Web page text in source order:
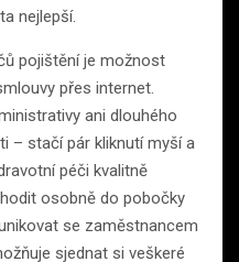
nejlepší.
pojištění je možnost
přes internet.
ani dlouhého
– stačí pár kliknutí myší a
péči kvalitně
osobně do pobočky
se zaměstnancem
sjednat si veškeré